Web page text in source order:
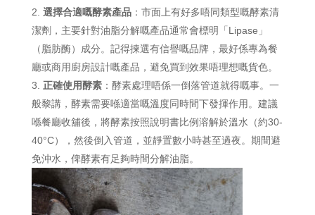
選擇合適嘅酵素產品：市面上有好多唔同類型嘅酵素清
潔劑，主要針對油脂分解嘅產品通常會標明「Lipase」
（脂肪酶）成分。記得揀選有信譽嘅品牌，最好係專為餐
廳或商用廚房設計嘅產品，避免買到效果唔理想嘅貨色。
正確使用酵素：酵素處理唔係一倒落管道就得嘅事。一
般黎講，酵素需要喺適當嘅溫度同時間下發揮作用。建議
喺餐廳收舖後，將酵素按照說明書比例溶解於溫水（約30-
40°C），然後倒入管道，並靜置數小時甚至過夜。期間避
免沖水，俾酵素有足夠時間分解油脂。